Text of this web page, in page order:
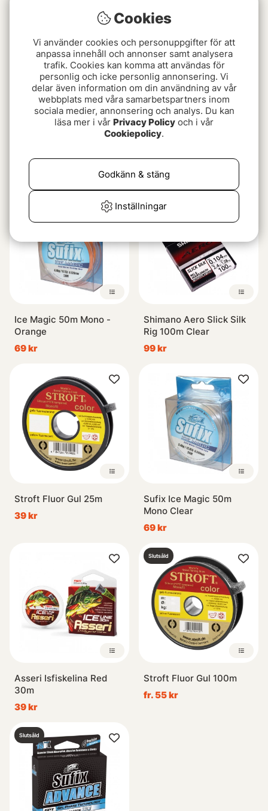
Ice Braid 50m Flätlina
Asseri Isfiskelina Clear
39 kr
Ice Magic 50m Mono -
Orange
69 kr
Shimano Aero Slick Silk
Rig 100m Clear
99 kr
Stroft Fluor Gul 25m
39 kr
Sufix Ice Magic 50m
Mono Clear
69 kr
Asseri Isfiskelina Red
30m
39 kr
Slutsåld
Stroft Fluor Gul 100m
fr. 55 kr
Slutsåld
Cookies
Vi använder cookies och personuppgifter för att
anpassa innehåll och annonser samt analysera
trafik. Cookies kan komma att användas för
personlig och icke personlig annonsering. Vi
delar även information om din användning av vår
webbplats med våra samarbetspartners inom
sociala medier, annonsering och analys. Du kan
läsa mer i vår Privacy Policy och i vår
Cookiepolicy.
Inställningar
Godkänn & stäng